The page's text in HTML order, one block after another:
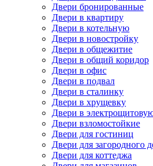
Двери бронированные
Двери в квартиру
Двери в котельную
Двери в новостройку
Двери в общежитие
Двери в общий коридор
Двери в офис
Двери в подвал
Двери в сталинку
Двери в хрущевку
Двери в
Двери взломостойкие
Двери для гостиниц
Двери для загородного
Двери для коттеджа